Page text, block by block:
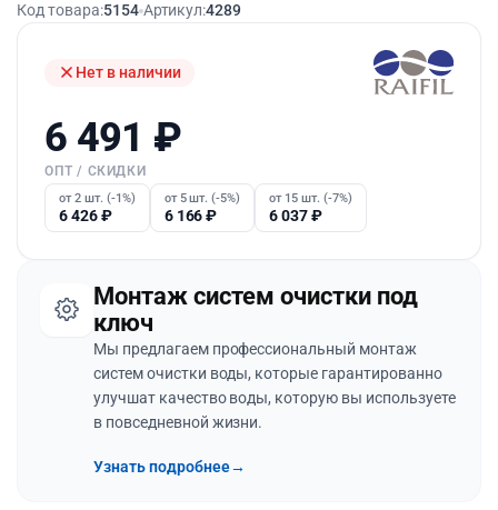
Код товара:5154 Артикул:4289
Нет в наличии
6 491 ₽
ОПТ / СКИДКИ
от 2 шт. (-1%)
6 426₽
от 5 шт. (-5%)
6 166₽
от 15 шт. (-7%)
6 037₽
Монтаж систем очистки под
ключ
Мы предлагаем профессиональный монтаж
систем очистки воды, которые гарантированно
улучшат качество воды, которую вы используете
в повседневной жизни.
Узнать подробнее→